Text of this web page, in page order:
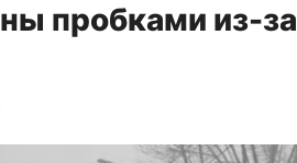
пробками из-за